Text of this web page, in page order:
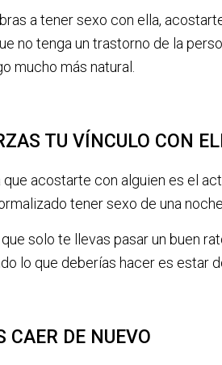
a tener sexo con ella,
no tenga un trastorno de la
mucho más natural.
TU VÍNCULO CON
que acostarte con alguien es el
tener sexo de una
solo te llevas pasar un buen
lo que deberías hacer es estar
CAER DE NUEVO